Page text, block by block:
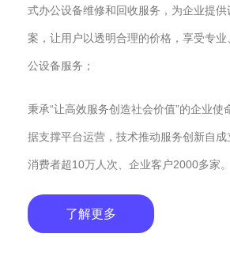
式办公设备维修和回收服务，为企业提
案，让用户以透明合理的价格，享受专
公设备服务；
秉承“让高效服务创造社会价值”的企业使
据支撑平台运营，技术推动服务创新自
消费者超10万人次、企业客户2000多家。
了解更多